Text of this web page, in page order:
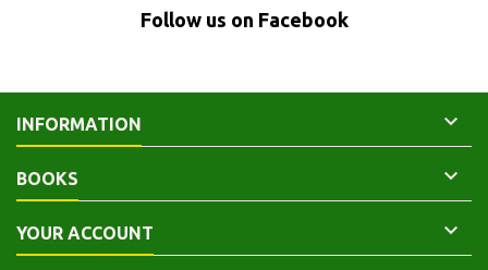
Follow us on Facebook
INFORMATION 
BOOKS 
YOUR ACCOUNT 